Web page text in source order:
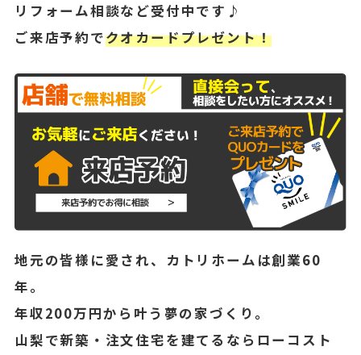
リフォーム相談など受付中です♪
ご来店予約でクオカードプレゼント！
地元の皆様に愛され、カトリホームは創業60
年。
年収200万円から叶う夢の家づくり。
山梨で新築・注文住宅を建てるならローコスト